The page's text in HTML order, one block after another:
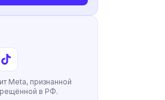
Meta, признанной
в РФ.